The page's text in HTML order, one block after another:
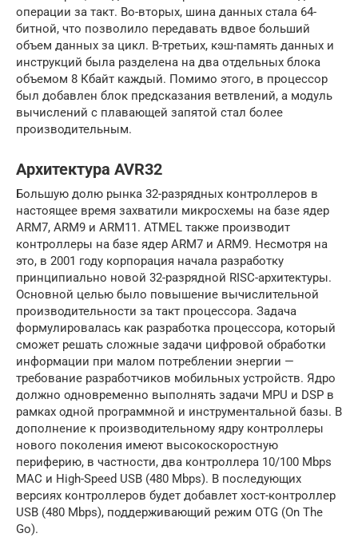
операции за такт. Во-вторых, шина данных стала 64-
битной, что позволило передавать вдвое больший
объем данных за цикл. В-третьих, кэш-память данных и
инструкций была разделена на два отдельных блока
объемом 8 Кбайт каждый. Помимо этого, в процессор
был добавлен блок предсказания ветвлений, а модуль
вычислений с плавающей запятой стал более
производительным.
Архитектура AVR32
Большую долю рынка 32-разрядных контроллеров в
настоящее время захватили микросхемы на базе ядер
ARM7, ARM9 и ARM11. ATMEL также производит
контроллеры на базе ядер ARM7 и ARM9. Несмотря на
это, в 2001 году корпорация начала разработку
принципиально новой 32-разрядной RISC-архитектуры.
Основной целью было повышение вычислительной
производительности за такт процессора. Задача
формулировалась как разработка процессора, который
сможет решать сложные задачи цифровой обработки
информации при малом потреблении энергии —
требование разработчиков мобильных устройств. Ядро
должно одновременно выполнять задачи MPU и DSP в
рамках одной программной и инструментальной базы. В
дополнение к производительному ядру контроллеры
нового поколения имеют высокоскоростную
периферию, в частности, два контроллера 10/100 Mbps
MAC и High-Speed USB (480 Mbps). В последующих
версиях контроллеров будет добавлет хост-контроллер
USB (480 Mbps), поддерживающий режим OTG (On The
Go).